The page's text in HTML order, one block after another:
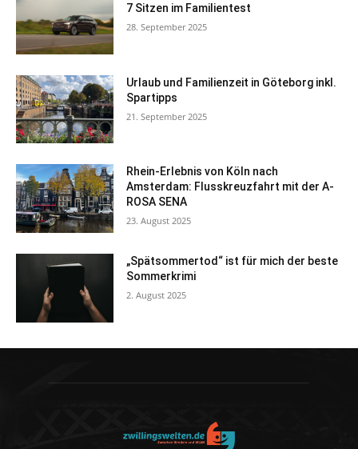
7 Sitzen im Familientest
28. September 2025
Urlaub und Familienzeit in Göteborg inkl.
Spartipps
21. September 2025
Rhein-Erlebnis von Köln nach
Amsterdam: Flusskreuzfahrt mit der A-
ROSA SENA
23. August 2025
„Spätsommertod“ ist für mich der beste
Sommerkrimi
2. August 2025